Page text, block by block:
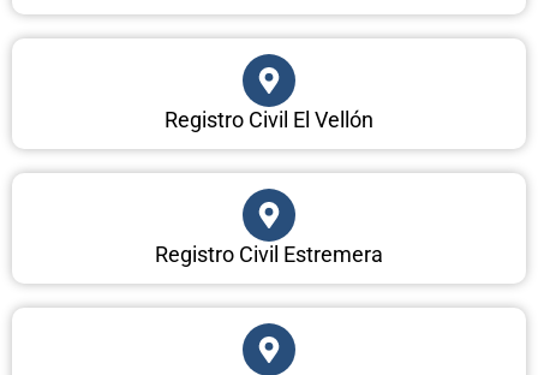
Registro Civil El Vellón
Registro Civil Estremera